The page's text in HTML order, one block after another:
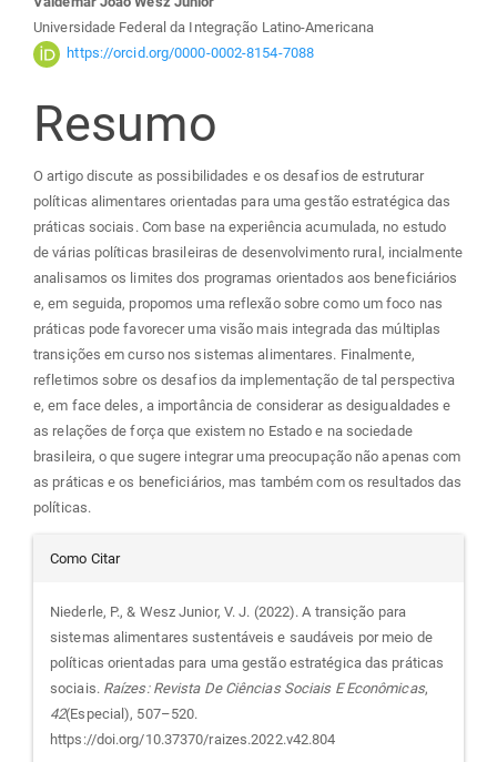
artigo
principal
Universidade Federal da Integração Latino-Americana
https://orcid.org/0000-0002-8154-7088
Resumo
O artigo discute as possibilidades e os desafios de estruturar
políticas alimentares orientadas para uma gestão estratégica das
práticas sociais. Com base na experiência acumulada, no estudo
de várias políticas brasileiras de desenvolvimento rural, incialmente
analisamos os limites dos programas orientados aos beneficiários
e, em seguida, propomos uma reflexão sobre como um foco nas
práticas pode favorecer uma visão mais integrada das múltiplas
transições em curso nos sistemas alimentares. Finalmente,
refletimos sobre os desafios da implementação de tal perspectiva
e, em face deles, a importância de considerar as desigualdades e
as relações de força que existem no Estado e na sociedade
brasileira, o que sugere integrar uma preocupação não apenas com
as práticas e os beneficiários, mas também com os resultados das
políticas.
Detalhes
do
artigo
Como Citar
Niederle, P., & Wesz Junior, V. J. (2022). A transição para
sistemas alimentares sustentáveis e saudáveis por meio de
políticas orientadas para uma gestão estratégica das práticas
sociais. Raízes: Revista De Ciências Sociais E Econômicas,
42(Especial), 507–520.
https://doi.org/10.37370/raizes.2022.v42.804